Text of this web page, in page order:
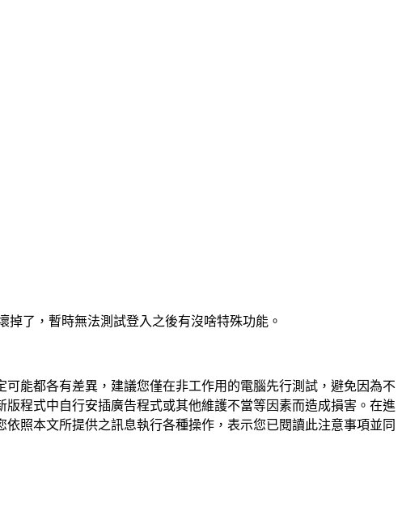
掉了，暫時無法測試登入之後有沒啥特殊功能。
能都各有差異，建議您僅在非工作用的電腦先行測試，避免因為不
程式中自行安插廣告程式或其他維護不當等因素而造成損害。在進
照本文所提供之訊息執行各種操作，表示您已閱讀此注意事項並同